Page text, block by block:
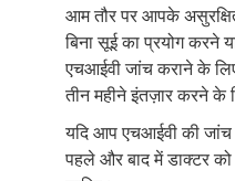
आम तौर पर आपके
बिना सूई का प्रयोग करने
एचआईवी जांच कराने के
तीन महीने इंतज़ार करने के
यदि आप एचआईवी की जांच
पहले और बाद में डाक्टर को